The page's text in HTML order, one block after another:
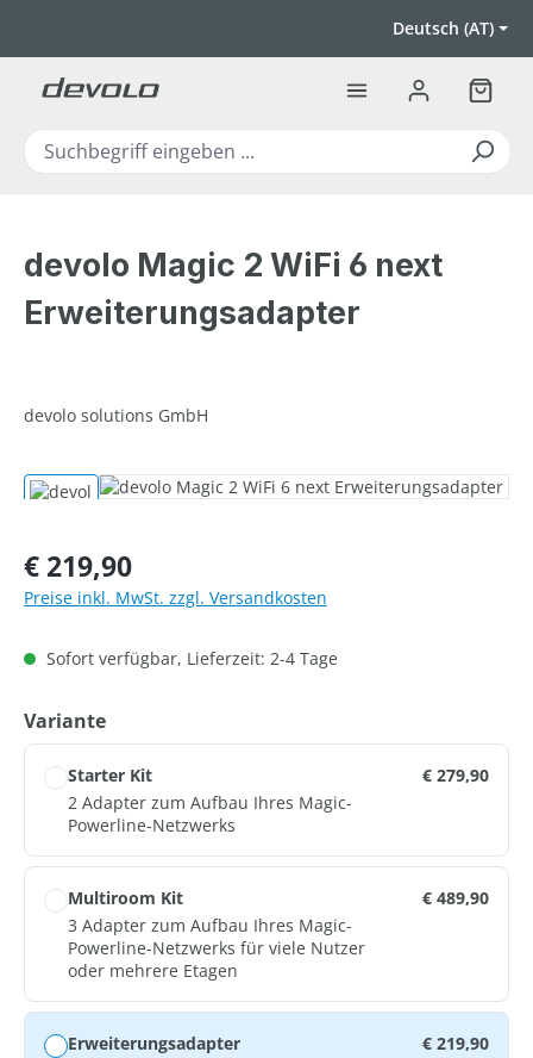
Deutsch (AT)
devolo Magic 2 WiFi 6 next
Erweiterungsadapter
devolo solutions GmbH
Bildergalerie überspringen
Regulärer Preis:
€ 219,90
Preise inkl. MwSt. zzgl. Versandkosten
Sofort verfügbar, Lieferzeit: 2-4 Tage
Varianteauswählen
Starter Kit
2 Adapter zum Aufbau Ihres Magic-
Powerline-Netzwerks
€ 279,90
Multiroom Kit
3 Adapter zum Aufbau Ihres Magic-
Powerline-Netzwerks für viele Nutzer
oder mehrere Etagen
€ 489,90
Erweiterungsadapter
€ 219,90